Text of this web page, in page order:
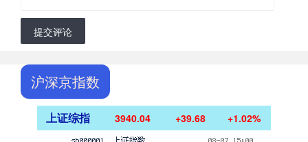
提交评论
沪深京指数
上证综指 3940.04 +39.68 +1.02%